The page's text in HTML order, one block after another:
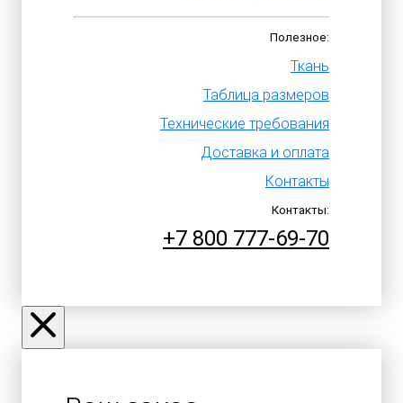
Полезное:
Ткань
Таблица размеров
Технические требования
Доставка и оплата
Контакты
Контакты:
+7 800 777-69-70